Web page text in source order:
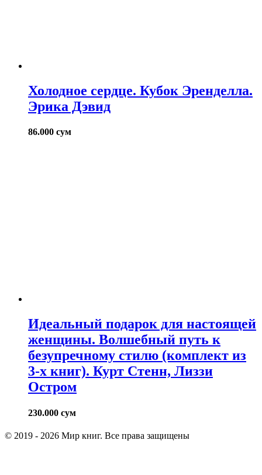
Холодное сердце. Кубок Эренделла.
Эрика Дэвид
86.000 сум
Идеальный подарок для настоящей
женщины. Волшебный путь к
безупречному стилю (комплект из
3-х книг). Курт Стенн, Лиззи
Остром
230.000 сум
© 2019 - 2026 Мир книг. Все права защищены